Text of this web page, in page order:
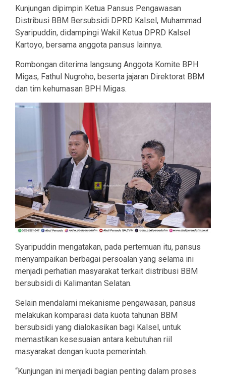
Kunjungan dipimpin Ketua Pansus Pengawasan
Distribusi BBM Bersubsidi DPRD Kalsel, Muhammad
Syaripuddin, didampingi Wakil Ketua DPRD Kalsel
Kartoyo, bersama anggota pansus lainnya.
Rombongan diterima langsung Anggota Komite BPH
Migas, Fathul Nugroho, beserta jajaran Direktorat BBM
dan tim kehumasan BPH Migas.
Syaripuddin mengatakan, pada pertemuan itu, pansus
menyampaikan berbagai persoalan yang selama ini
menjadi perhatian masyarakat terkait distribusi BBM
bersubsidi di Kalimantan Selatan.
Selain mendalami mekanisme pengawasan, pansus
melakukan komparasi data kuota tahunan BBM
bersubsidi yang dialokasikan bagi Kalsel, untuk
memastikan kesesuaian antara kebutuhan riil
masyarakat dengan kuota pemerintah.
“Kunjungan ini menjadi bagian penting dalam proses